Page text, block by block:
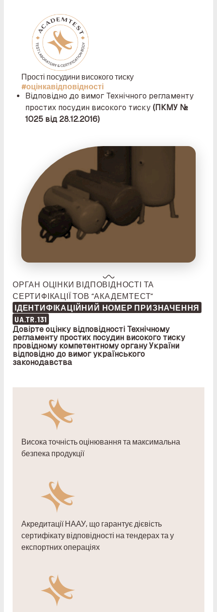
Прості посудини високого тиску
#оцінкавідповідності
Відповідно до вимог Технічного регламенту
простих посудин високого тиску (ПКМУ №
1025 від 28.12.2016)
ОРГАН ОЦІНКИ ВІДПОВІДНОСТІ ТА
СЕРТИФІКАЦІЇ ТОВ “АКАДЕМТЕСТ”
ІДЕНТИФІКАЦІЙНИЙ НОМЕР ПРИЗНАЧЕННЯ
UA.TR.131
Довірте оцінку відповідності Технічному
регламенту простих посудин високого тиску
провідному компетентному органу України
відповідно до вимог українського
законодавства
Висока точність оцінювання та максимальна
безпека продукції
Акредитації НААУ, що гарантує дієвість
сертифікату відповідності на тендерах та у
експортних операціях